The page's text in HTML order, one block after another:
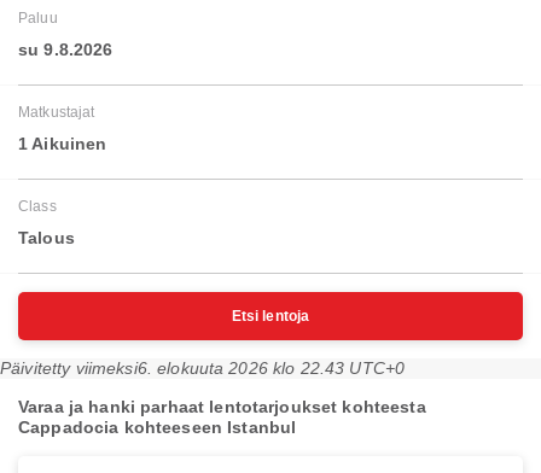
Paluu
su 9.8.2026
Matkustajat
1 Aikuinen
Class
Talous
Etsi lentoja
Päivitetty viimeksi6. elokuuta 2026 klo 22.43 UTC+0
Varaa ja hanki parhaat lentotarjoukset kohteesta
Cappadocia kohteeseen Istanbul